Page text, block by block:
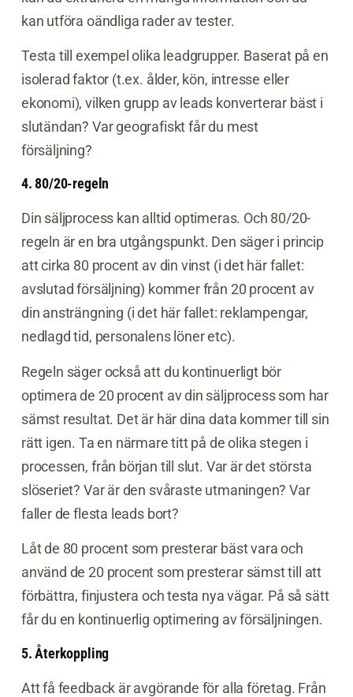
kan utföra oändliga rader av tester.
Testa till exempel olika leadgrupper. Baserat på en
isolerad faktor (t.ex. ålder, kön, intresse eller
ekonomi), vilken grupp av leads konverterar bäst i
slutändan? Var geografiskt får du mest
försäljning?
4. 80/20-regeln
Din säljprocess kan alltid optimeras. Och 80/20-
regeln är en bra utgångspunkt. Den säger i princip
att cirka 80 procent av din vinst (i det här fallet:
avslutad försäljning) kommer från 20 procent av
din ansträngning (i det här fallet: reklampengar,
nedlagd tid, personalens löner etc).
Regeln säger också att du kontinuerligt bör
optimera de 20 procent av din säljprocess som har
sämst resultat. Det är här dina data kommer till sin
rätt igen. Ta en närmare titt på de olika stegen i
processen, från början till slut. Var är det största
slöseriet? Var är den svåraste utmaningen? Var
faller de flesta leads bort?
Låt de 80 procent som presterar bäst vara och
använd de 20 procent som presterar sämst till att
förbättra, finjustera och testa nya vägar. På så sätt
får du en kontinuerlig optimering av försäljningen.
5. Återkoppling
Att få feedback är avgörande för alla företag. Från